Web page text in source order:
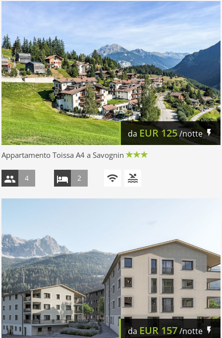
da EUR 125/notte
Appartamento Toissa A4 a Savognin
4 2
da EUR 157/notte